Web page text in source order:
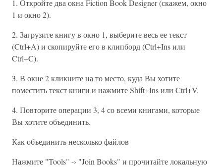
1. Откройте два окна Fiction Book Designer (скажем, окно
1 и окно 2).
2. Загрузите книгу в окно 1, выберите весь ее текст
(Ctrl+A) и скопируйте его в клипборд (Ctrl+Ins или
Ctrl+C).
3. В окне 2 кликните на то место, куда Вы хотите
поместить текст книги и нажмите Shift+Ins или Ctrl+V.
4. Повторите операции 3, 4 со всеми книгами, которые
Вы хотите объединить.
Как объединить несколько файлов
Нажмите "Tools" -› "Join Books" и прочитайте локальную